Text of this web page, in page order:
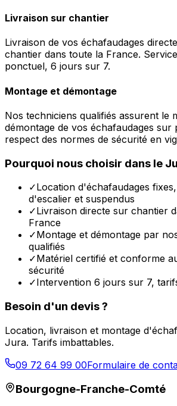
Livraison sur chantier
Livraison de vos échafaudages
chantier dans toute la France.
ponctuel, 6 jours sur 7.
Montage et démontage
Nos techniciens qualifiés assurent le
démontage de vos échafaudages sur
respect des normes de sécurité en
Pourquoi nous choisir dans le
✓Location d'échafaudages
d'escalier et suspendus
✓Livraison directe sur chantier
France
✓Montage et démontage par
qualifiés
✓Matériel certifié et conforme
sécurité
✓Intervention 6 jours sur 7,
Besoin d'un devis ?
Location, livraison et montage
Jura. Tarifs imbattables.
09 72 64 99 00Formulaire de
Bourgogne-Franche-Comté